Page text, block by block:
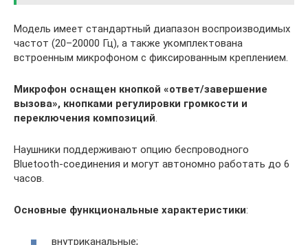
Модель имеет стандартный диапазон воспроизводимых
частот (20–20000 Гц), а также укомплектована
встроенным микрофоном с фиксированным креплением.
Микрофон оснащен кнопкой «ответ/завершение
вызова», кнопками регулировки громкости и
переключения композиций.
Наушники поддерживают опцию беспроводного
Bluetooth-соединения и могут автономно работать до 6
часов.
Основные функциональные характеристики:
внутриканальные;